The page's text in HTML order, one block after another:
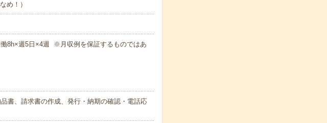
め！）
8h×週5日×4週 ※月収例を保証するものではあ
書、請求書の作成、発行・納期の確認・電話応